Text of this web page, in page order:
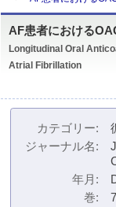
AF患者における
Longitudinal Oral
Atrial Fibrillation
カテゴリー
ジャーナル名
年月
巻